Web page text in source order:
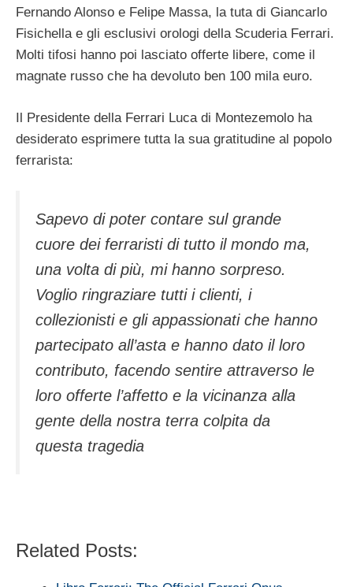
Fernando Alonso e Felipe Massa, la tuta di Giancarlo
Fisichella e gli esclusivi orologi della Scuderia Ferrari.
Molti tifosi hanno poi lasciato offerte libere, come il
magnate russo che ha devoluto ben 100 mila euro.
Il Presidente della Ferrari Luca di Montezemolo ha
desiderato esprimere tutta la sua gratitudine al popolo
ferrarista:
Sapevo di poter contare sul grande
cuore dei ferraristi di tutto il mondo ma,
una volta di più, mi hanno sorpreso.
Voglio ringraziare tutti i clienti, i
collezionisti e gli appassionati che hanno
partecipato all’asta e hanno dato il loro
contributo, facendo sentire attraverso le
loro offerte l’affetto e la vicinanza alla
gente della nostra terra colpita da
questa tragedia
Related Posts: